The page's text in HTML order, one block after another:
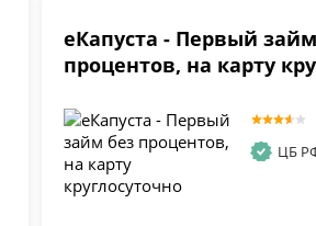
еКапуста - Первый
процентов, на карту
ЦБ